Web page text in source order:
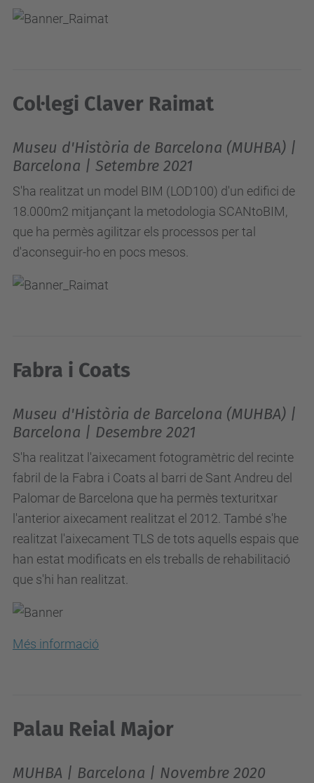
Col·legi Claver Raimat
Museu d'Història de Barcelona (MUHBA) |
Barcelona | Setembre 2021
S'ha realitzat un model BIM (LOD100) d'un edifici de
18.000m2 mitjançant la metodologia SCANtoBIM,
que ha permès agilitzar els processos per tal
d'aconseguir-ho en pocs mesos.
Fabra i Coats
Museu d'Història de Barcelona (MUHBA) |
Barcelona | Desembre 2021
S'ha realitzat l'aixecament fotogramètric del recinte
fabril de la Fabra i Coats al barri de Sant Andreu del
Palomar de Barcelona que ha permès texturitxar
l'anterior aixecament realitzat el 2012. També s'he
realitzat l'aixecament TLS de tots aquells espais que
han estat modificats en els treballs de rehabilitació
que s'hi han realitzat.
Més informació
Palau Reial Major
MUHBA | Barcelona | Novembre 2020